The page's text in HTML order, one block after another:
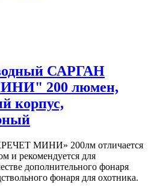
САРГАН
200 люмен,
корпус,
МИНИ» 200лм отличается
и рекомендуется для
дополнительного фонаря
фонаря для охотника.